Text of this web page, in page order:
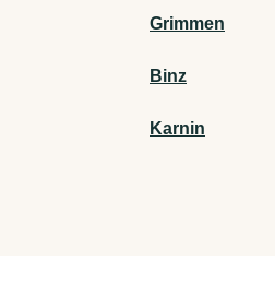
Grimmen
Binz
Karnin